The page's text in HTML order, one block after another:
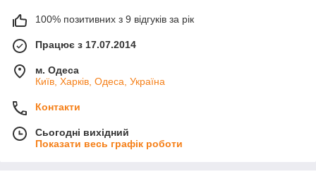
100% позитивних з 9 відгуків за рік
Працює з 17.07.2014
м. Одеса
Київ, Харків, Одеса, Україна
Контакти
Сьогодні вихідний
Показати весь графік роботи